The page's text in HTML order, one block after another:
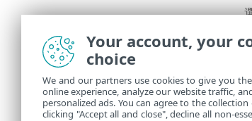
Your account, your
choice
We and our partners use cookies to give you
online experience, analyze our website traffic,
personalized ads. You can agree to the
clicking "Accept all and close", decline all non-